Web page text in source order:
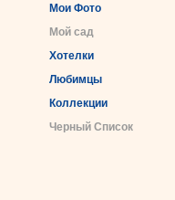
Мои Фото
Мой сад
Хотелки
Любимцы
Коллекции
Черный Список